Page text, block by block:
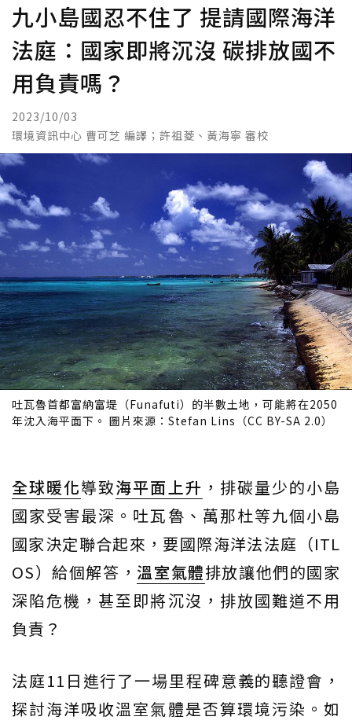
九小島國忍不住了 提請國際海洋
法庭：國家即將沉沒 碳排放國不
用負責嗎？
2023/10/03
環境資訊中心 曹可芝 編譯；許祖菱、黃海寧 審校
吐瓦魯首都富納富堤（Funafuti）的半數土地，可能將在2050
年沈入海平面下。 圖片來源：Stefan Lins（CC BY-SA 2.0）
全球暖化導致海平面上升 ，排碳量少的小島
國家受害最深。吐瓦魯、萬那杜等九個小島
國家決定聯合起來，要國際海洋法法庭（ITL
OS）給個解答， 溫室氣體排放讓他們的國家
深陷危機，甚至即將沉沒，排放國難道不用
負責？
法庭11日進行了一場里程碑意義的聽證會，
探討海洋吸收溫室氣體是否算環境污染。如